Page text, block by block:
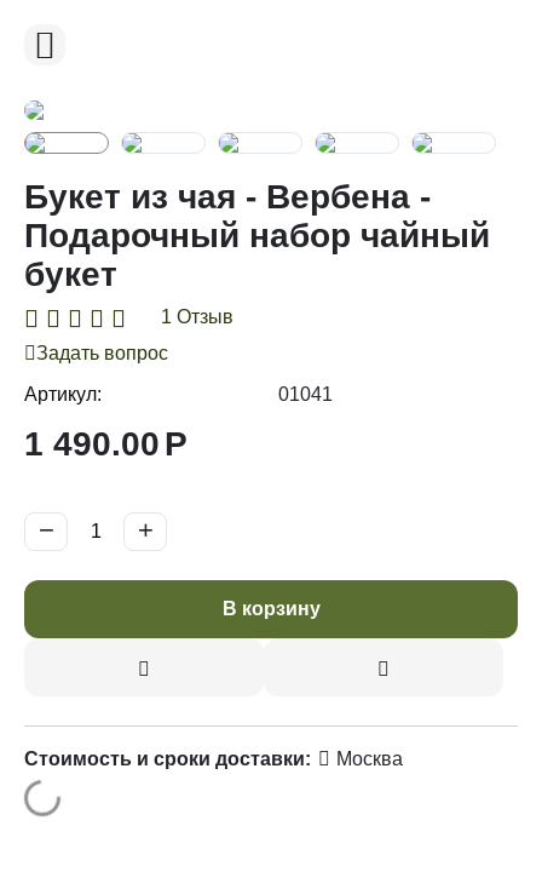
Букет из чая - Вербена -
Подарочный набор чайный
букет
1 Отзыв
Задать вопрос
Артикул:
01041
1 490.00Р
+
−
В корзину
Стоимость и сроки доставки: Москва